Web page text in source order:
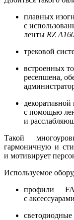
плавных
с
ленты RZ
трековой
встроенных
ресепшена,
с помощью
и
Такой
гармоничную и
и мотивирует
Используемое
профили
с